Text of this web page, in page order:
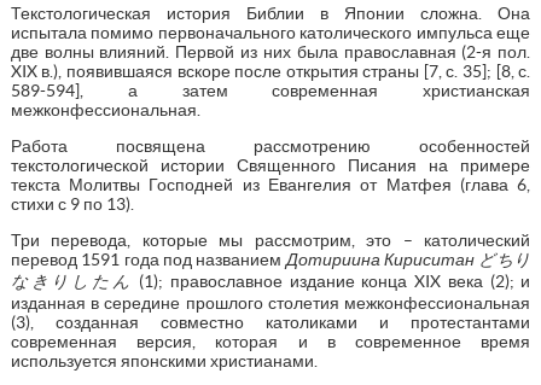
Текстологическая история Библии в Японии сложна. Она
испытала помимо первоначального католического импульса еще
две волны влияний. Первой из них была православная (2-я пол.
XIX в.), появившаяся вскоре после открытия страны [7, с. 35]; [8, с.
589-594], а затем современная христианская
межконфессиональная.
Работа посвящена рассмотрению особенностей
текстологической истории Священного Писания на примере
текста Молитвы Господней из Евангелия от Матфея (глава 6,
стихи с 9 по 13).
Три перевода, которые мы рассмотрим, это – католический
перевод 1591 года под названием Дотириина Кириситан どちり
なきりしたん
(1); православное издание конца XIX века (2); и
изданная в середине прошлого столетия межконфессиональная
(3), созданная совместно католиками и протестантами
современная версия, которая и в современное время
используется японскими христианами.